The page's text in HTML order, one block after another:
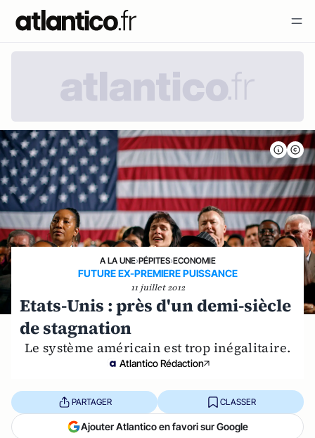
A LA UNE›PÉPITES›ECONOMIE
FUTURE EX-PREMIERE PUISSANCE
11 juillet 2012
Etats-Unis : près d'un demi-siècle
de stagnation
Le système américain est trop inégalitaire.
Atlantico Rédaction
PARTAGER CLASSER
Ajouter Atlantico en favori sur Google